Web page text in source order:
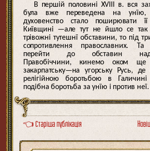
В першій половині XVIII в. вся
була вже переведена на унїю,
духовенство стало поширювати
Київщині —але тут не йшло се так
трівожні тутешнї обставини, то під
сопротивлення православних.
перейти до обставин
Правобіччини, кинемо оком ще
закарпатську—на угорську Русь,
релігійною боротьбою в
подібна боротьба за унїю і против неї.
👈 Старіша публікація